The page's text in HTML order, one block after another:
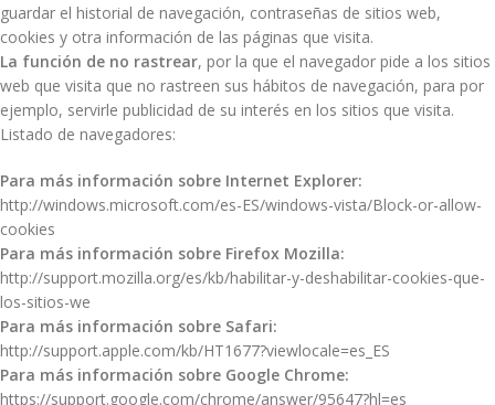
guardar el historial de navegación, contraseñas de sitios web,
cookies y otra información de las páginas que visita.
La función de no rastrear, por la que el navegador pide a los sitios
web que visita que no rastreen sus hábitos de navegación, para por
ejemplo, servirle publicidad de su interés en los sitios que visita.
Listado de navegadores:
Para más información sobre Internet Explorer:
http://windows.microsoft.com/es-ES/windows-vista/Block-or-allow-
cookies
Para más información sobre Firefox Mozilla:
http://support.mozilla.org/es/kb/habilitar-y-deshabilitar-cookies-que-
los-sitios-we
Para más información sobre Safari:
http://support.apple.com/kb/HT1677?viewlocale=es_ES
Para más información sobre Google Chrome:
https://support.google.com/chrome/answer/95647?hl=es